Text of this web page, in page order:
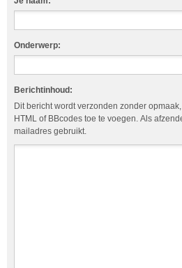
Onderwerp:
Berichtinhoud:
Dit bericht wordt verzonden zonder
HTML of BBcodes toe te voegen. Als
mailadres gebruikt.